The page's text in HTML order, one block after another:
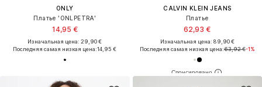
ONLY
Платье 'ONLPETRA'
14,95 €
Изначальная цена: 29,90 €
Последняя самая низкая цена:14,95 €
CALVIN KLEIN JEANS
Платье
62,93 €
Изначальная цена: 89,90 €
Последняя самая низкая цена:63,92 €-1%